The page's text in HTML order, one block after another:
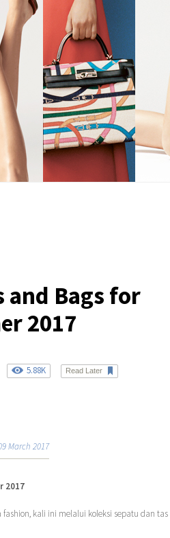
and Bags for
2017
5.88K Read Later
March 2017
2017
kali ini melalui koleksi sepatu dan